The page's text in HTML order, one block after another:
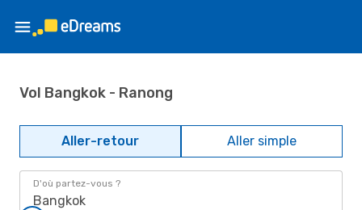
Vol Bangkok - Ranong
Aller-retour Aller simple
D'où partez-vous ?
Bangkok